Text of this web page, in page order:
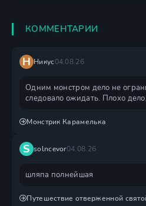
КОММЕНТАРИИ
Н Никус04.08.26
Одним монстром дело не
следовало ожидать. Плохо
Монстрик Карамелька
S solncevor04.08.26
шляпа полнейшая
Путешествие отверженной